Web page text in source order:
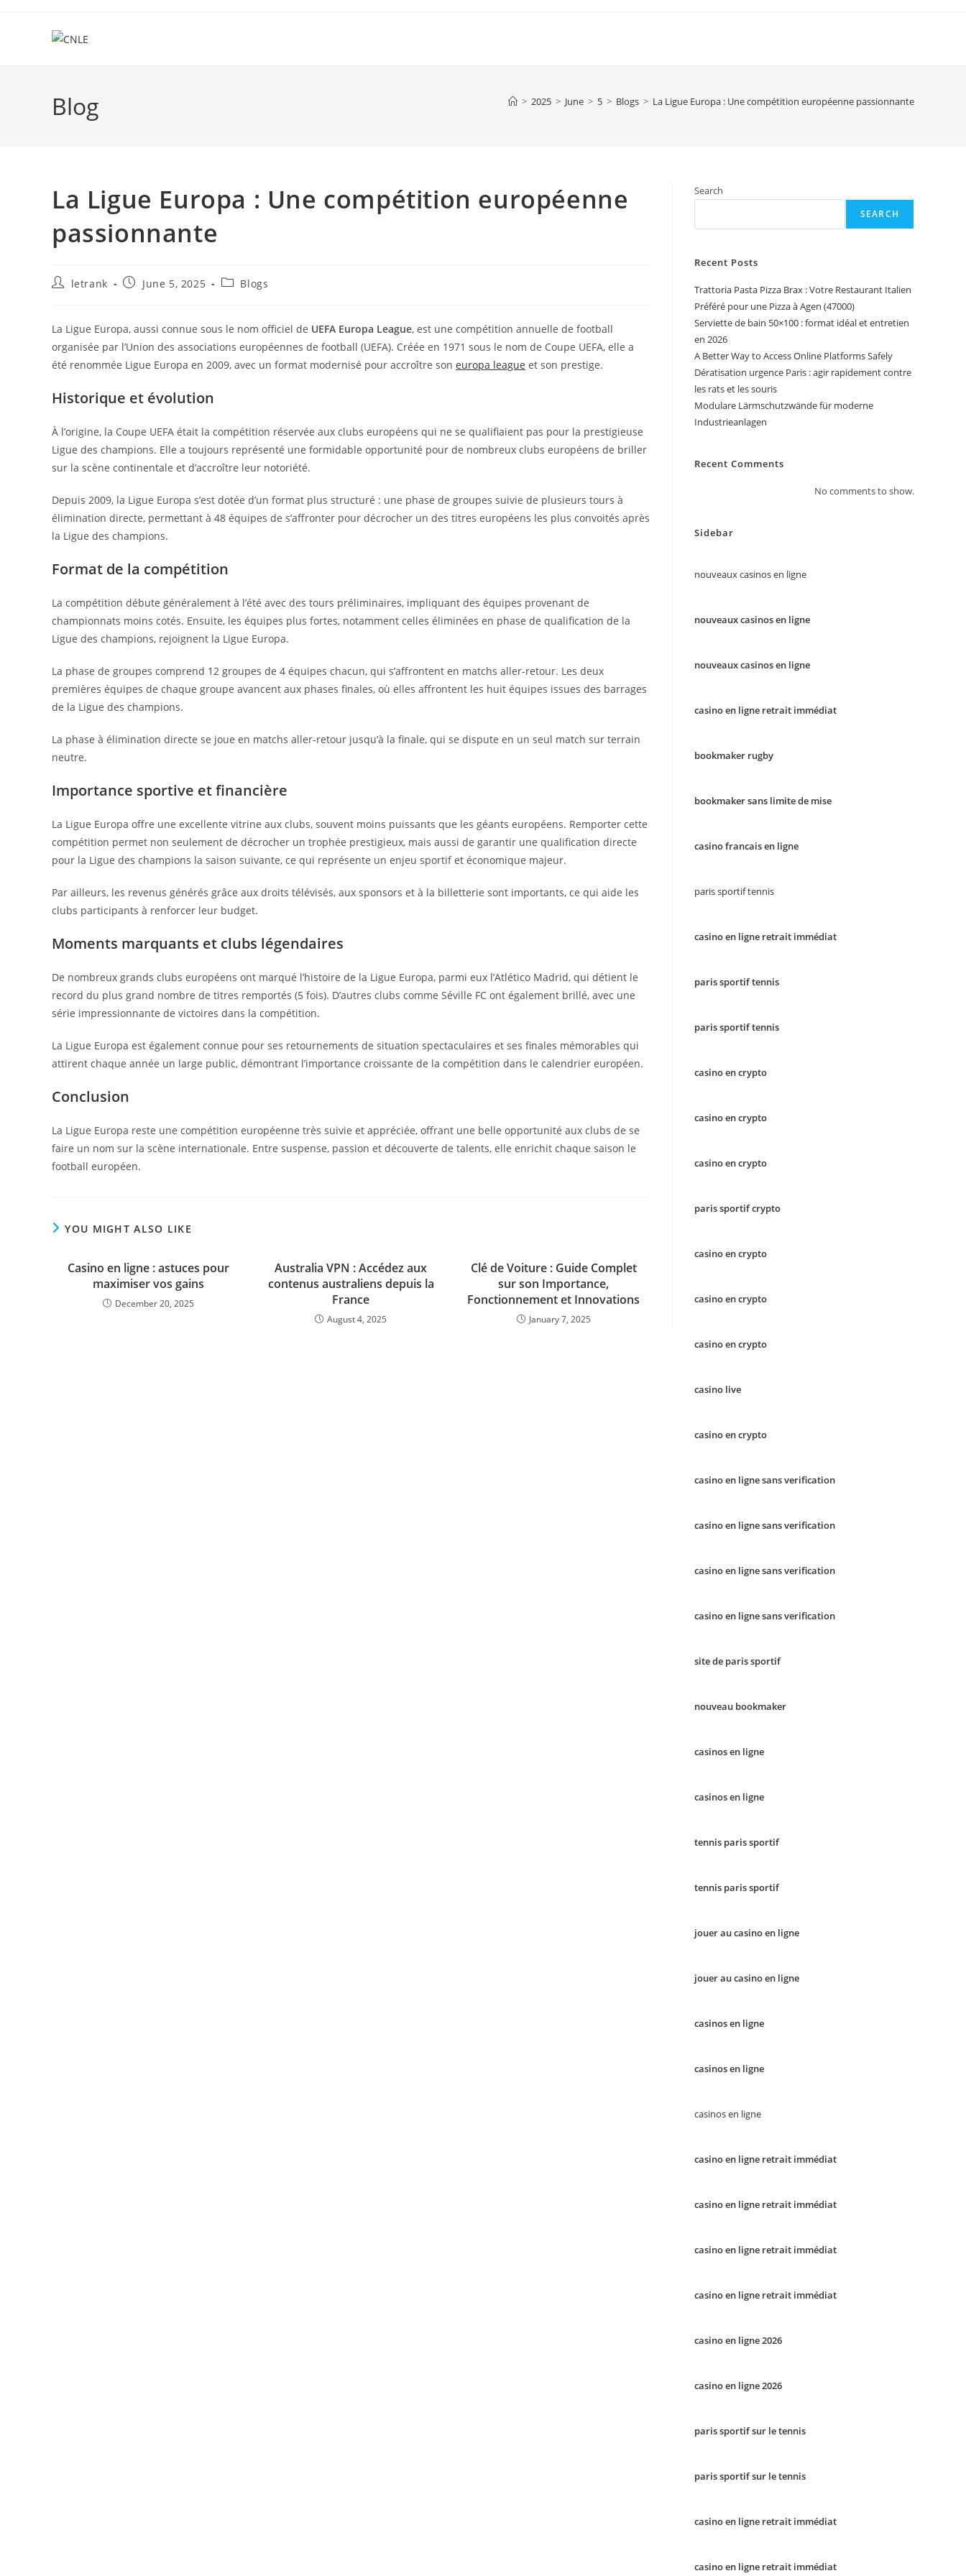
Blog > 2025 > June > 5 > Blogs > La Ligue Europa : Une compétition européenne passionnante
La Ligue Europa : Une compétition européenne
passionnante
Postletrank
PostJune 5, 2025
PostBlogs
La Ligue Europa, aussi connue sous le nom officiel de UEFA Europa League, est une compétition annuelle de football
organisée par l’Union des associations européennes de football (UEFA). Créée en 1971 sous le nom de Coupe UEFA, elle a
été renommée Ligue Europa en 2009, avec un format modernisé pour accroître son europa league et son prestige.
Historique et évolution
À l’origine, la Coupe UEFA était la compétition réservée aux clubs européens qui ne se qualifiaient pas pour la prestigieuse
Ligue des champions. Elle a toujours représenté une formidable opportunité pour de nombreux clubs européens de briller
sur la scène continentale et d’accroître leur notoriété.
Depuis 2009, la Ligue Europa s’est dotée d’un format plus structuré : une phase de groupes suivie de plusieurs tours à
élimination directe, permettant à 48 équipes de s’affronter pour décrocher un des titres européens les plus convoités après
la Ligue des champions.
Format de la compétition
La compétition débute généralement à l’été avec des tours préliminaires, impliquant des équipes provenant de
championnats moins cotés. Ensuite, les équipes plus fortes, notamment celles éliminées en phase de qualification de la
Ligue des champions, rejoignent la Ligue Europa.
La phase de groupes comprend 12 groupes de 4 équipes chacun, qui s’affrontent en matchs aller-retour. Les deux
premières équipes de chaque groupe avancent aux phases finales, où elles affrontent les huit équipes issues des barrages
de la Ligue des champions.
La phase à élimination directe se joue en matchs aller-retour jusqu’à la finale, qui se dispute en un seul match sur terrain
neutre.
Importance sportive et financière
La Ligue Europa offre une excellente vitrine aux clubs, souvent moins puissants que les géants européens. Remporter cette
compétition permet non seulement de décrocher un trophée prestigieux, mais aussi de garantir une qualification directe
pour la Ligue des champions la saison suivante, ce qui représente un enjeu sportif et économique majeur.
Par ailleurs, les revenus générés grâce aux droits télévisés, aux sponsors et à la billetterie sont importants, ce qui aide les
clubs participants à renforcer leur budget.
Moments marquants et clubs légendaires
De nombreux grands clubs européens ont marqué l’histoire de la Ligue Europa, parmi eux l’Atlético Madrid, qui détient le
record du plus grand nombre de titres remportés (5 fois). D’autres clubs comme Séville FC ont également brillé, avec une
série impressionnante de victoires dans la compétition.
La Ligue Europa est également connue pour ses retournements de situation spectaculaires et ses finales mémorables qui
attirent chaque année un large public, démontrant l’importance croissante de la compétition dans le calendrier européen.
Conclusion
La Ligue Europa reste une compétition européenne très suivie et appréciée, offrant une belle opportunité aux clubs de se
faire un nom sur la scène internationale. Entre suspense, passion et découverte de talents, elle enrichit chaque saison le
football européen.
YOU MIGHT ALSO LIKE
Casino en ligne : astuces pour
maximiser vos gains
December 20, 2025
Australia VPN : Accédez aux
contenus australiens depuis la
France
August 4, 2025
Clé de Voiture : Guide Complet
sur son Importance,
Fonctionnement et Innovations
January 7, 2025
Search
SEARCH
Recent Posts
Trattoria Pasta Pizza Brax : Votre Restaurant Italien
Préféré pour une Pizza à Agen (47000)
Serviette de bain 50×100 : format idéal et entretien
en 2026
A Better Way to Access Online Platforms Safely
Dératisation urgence Paris : agir rapidement contre
les rats et les souris
Modulare Lärmschutzwände für moderne
Industrieanlagen
Recent Comments
No comments to show.
Sidebar
nouveaux casinos en ligne
nouveaux casinos en ligne
nouveaux casinos en ligne
casino en ligne retrait immédiat
bookmaker rugby
bookmaker sans limite de mise
casino francais en ligne
paris sportif tennis
casino en ligne retrait immédiat
paris sportif tennis
paris sportif tennis
casino en crypto
casino en crypto
casino en crypto
paris sportif crypto
casino en crypto
casino en crypto
casino en crypto
casino live
casino en crypto
casino en ligne sans verification
casino en ligne sans verification
casino en ligne sans verification
casino en ligne sans verification
site de paris sportif
nouveau bookmaker
casinos en ligne
casinos en ligne
tennis paris sportif
tennis paris sportif
jouer au casino en ligne
jouer au casino en ligne
casinos en ligne
casinos en ligne
casinos en ligne
casino en ligne retrait immédiat
casino en ligne retrait immédiat
casino en ligne retrait immédiat
casino en ligne retrait immédiat
casino en ligne 2026
casino en ligne 2026
paris sportif sur le tennis
paris sportif sur le tennis
casino en ligne retrait immédiat
casino en ligne retrait immédiat